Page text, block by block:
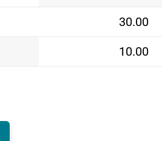
30.00
10.00